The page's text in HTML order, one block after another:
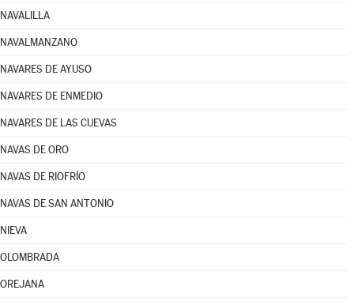
NAVALILLA
NAVALMANZANO
NAVARES DE AYUSO
NAVARES DE ENMEDIO
NAVARES DE LAS CUEVAS
NAVAS DE ORO
NAVAS DE RIOFRÍO
NAVAS DE SAN ANTONIO
NIEVA
OLOMBRADA
OREJANA